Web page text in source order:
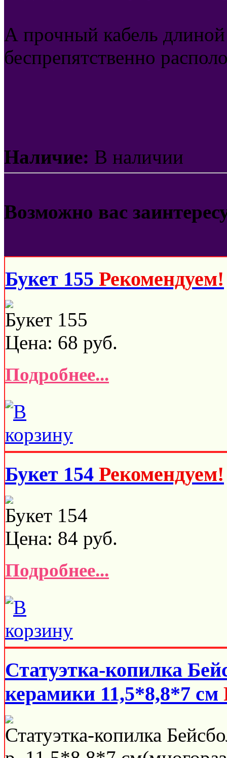
А прочный кабель
беспрепятственно
Наличие: В наличии
Возможно вас
Букет 155 Рекомендуем!
Букет 155
Цена: 68 руб.
Подробнее...
Букет 154 Рекомендуем!
Букет 154
Цена: 84 руб.
Подробнее...
Статуэтка-копилка
керамики 11,5*8,8*7 см
Статуэтка-копилка